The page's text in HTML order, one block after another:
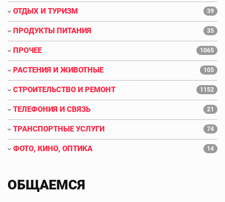
ОТДЫХ И ТУРИЗМ 39
ПРОДУКТЫ ПИТАНИЯ 35
ПРОЧЕЕ 1065
РАСТЕНИЯ И ЖИВОТНЫЕ 105
СТРОИТЕЛЬСТВО И РЕМОНТ 1152
ТЕЛЕФОНИЯ И СВЯЗЬ 21
ТРАНСПОРТНЫЕ УСЛУГИ 74
ФОТО, КИНО, ОПТИКА 14
ОБЩАЕМСЯ